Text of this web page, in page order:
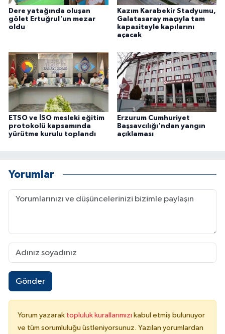
Dere yatağında oluşan
gölet Ertuğrul'un mezar
oldu
Kazım Karabekir Stadyumu,
Galatasaray maçıyla tam
kapasiteyle kapılarını
açacak
ETSO ve İSO mesleki eğitim
protokolü kapsamında
yürütme kurulu toplandı
Erzurum Cumhuriyet
Başsavcılığı'ndan yangın
açıklaması
Yorumlar
Gönder
Yorum yazarak topluluk kurallarımızı kabul etmiş bulunuyor
ve tüm sorumluluğu üstleniyorsunuz. Yazılan yorumlardan